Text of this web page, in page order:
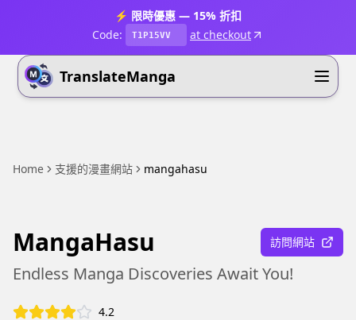
⚡ 限時優惠 — 15% 折扣
Code:
T1P15VV at checkout
TranslateManga
Home 支援的漫畫網站 mangahasu
MangaHasu 訪問網站
Endless Manga Discoveries Await You!
4.2